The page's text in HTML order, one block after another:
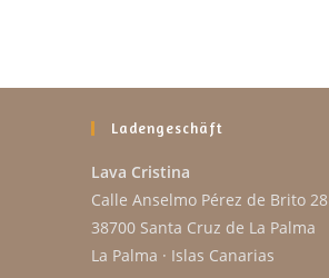
Ladengeschäft
Lava Cristina
Calle Anselmo Pérez de Brito 28
38700 Santa Cruz de La Palma
La Palma · Islas Canarias